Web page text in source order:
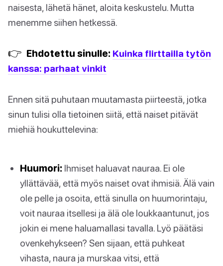
naisesta, lähetä hänet, aloita keskustelu. Mutta
menemme siihen hetkessä.
👉 Ehdotettu sinulle: Kuinka flirttailla tytön
kanssa: parhaat vinkit
Ennen sitä puhutaan muutamasta piirteestä, jotka
sinun tulisi olla tietoinen siitä, että naiset pitävät
miehiä houkuttelevina:
Huumori: Ihmiset haluavat nauraa. Ei ole
yllättävää, että myös naiset ovat ihmisiä. Älä vain
ole pelle ja osoita, että sinulla on huumorintaju,
voit nauraa itsellesi ja älä ole loukkaantunut, jos
jokin ei mene haluamallasi tavalla. Lyö päätäsi
ovenkehykseen? Sen sijaan, että puhkeat
vihasta, naura ja murskaa vitsi, että